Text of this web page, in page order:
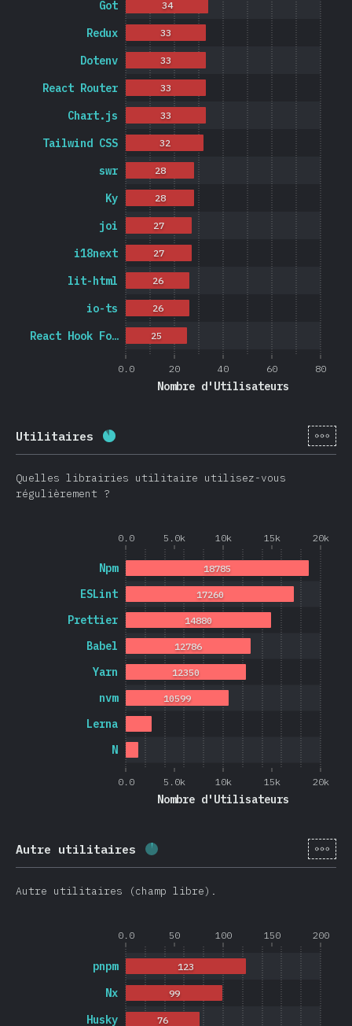
0.0 20 40 60 80
Nombre d'Utilisateurs
React Hook Fo…
io-ts
lit-html
i18next
joi
Ky
swr
Tailwind CSS
Chart.js
React Router
Dotenv
Redux
Got
25
26
26
27
27
28
28
32
33
33
33
33
34
Utilitaires Progression: [fr-
Quelles librairies utilitaire utilisez-vous
régulièrement ?
0.0 5.0k 10k 15k 20k
0.0 5.0k 10k 15k 20k
Nombre d'Utilisateurs
N
Lerna
nvm
Yarn
Babel
Prettier
ESLint
Npm
10599
12350
12786
14880
17260
18785
Autre utilitaires Progression: [fr-
Autre utilitaires (champ libre).
0.0 50 100 150 200
Husky
Nx
pnpm
76
99
123